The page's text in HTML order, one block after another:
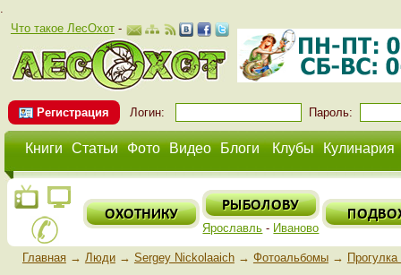
.
Что такое ЛесОхот-
Регистрация Логин: Пароль:
Книги Статьи Фото Видео Блоги Клубы Кулинария
Ярославль - Иваново
Главная→ Люди→ Sergey Nickolaaich→ Фотоальбомы→